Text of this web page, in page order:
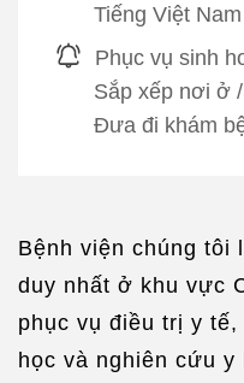
Tiếng Việt Nam
Phục vụ sinh
Sắp xếp nơi ở /
Đưa đi khám
Bệnh viện chúng tôi
duy nhất ở khu vực
phục vụ điều trị y
học và nghiên cứu y